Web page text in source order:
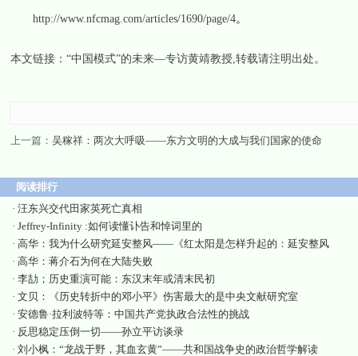
http://www.nfcmag.com/articles/1690/page/4。
本文链接： “中国模式”的未来—专访黄靖教授,转载请注明出处。
上一篇： 吴稼祥：两次大呼吸——东方文明的大成与我们国家的使命
阅读排行
· 汪东兴交代田家英死亡真相
· Jeffrey-Infinity :如何读懂讣告和悼词里的
· 高华：我为什么研究延安整风——《红太阳是怎样升起的：延安整风
· 高华：蒋介石为何在大陆失败
· 李劼；历史重演可能：东汉末年或清末民初
· 文贝：《历史转折中的邓小平》伤害最大的是中央文献研究室
· 安德鲁·拉利波特等：中国共产党执政合法性的挑战
· 反思稳定压倒一切——孙立平访谈录
· 刘小枫：“龙战于野，其血玄黄”——共和国战争史的政治哲学解读